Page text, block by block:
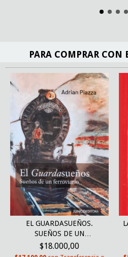
PARA COMPRAR CON
EL GUARDASUEÑOS.
SUEÑOS DE UN
FERROVIARI...
$18.000,00